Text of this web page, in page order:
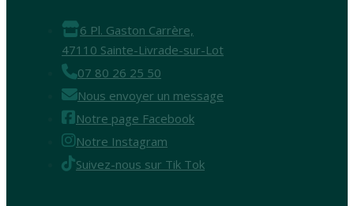
6 Pl. Gaston Carrère,
47110 Sainte-Livrade-sur-Lot
07 80 26 25 50
Nous envoyer un message
Notre page Facebook
Notre Instagram
Suivez-nous sur Tik Tok